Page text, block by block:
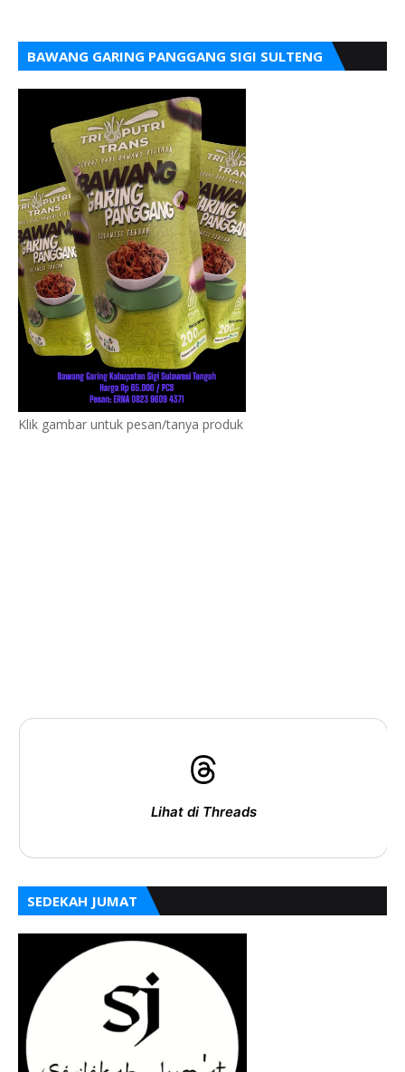
BAWANG GARING PANGGANG SIGI SULTENG
Klik gambar untuk pesan/tanya produk
Lihat di Threads
SEDEKAH JUMAT